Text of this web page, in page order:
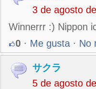
3 de agosto
Winnerrr :) Nippon
0 · Me gusta · No
サクラ
5 de agosto